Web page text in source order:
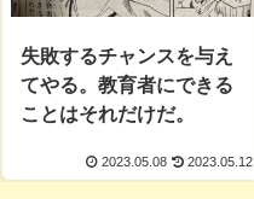
失敗するチャンスを与え
てやる。教育者にできる
ことはそれだけだ。
2023.05.08 2023.05.12